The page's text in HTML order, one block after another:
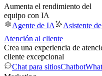
Aumenta el rendimiento del
equipo con IA
Agente de IA
Asistente
Atención al cliente
Crea una experiencia de
cliente excepcional
Chat para sitiosChatbot